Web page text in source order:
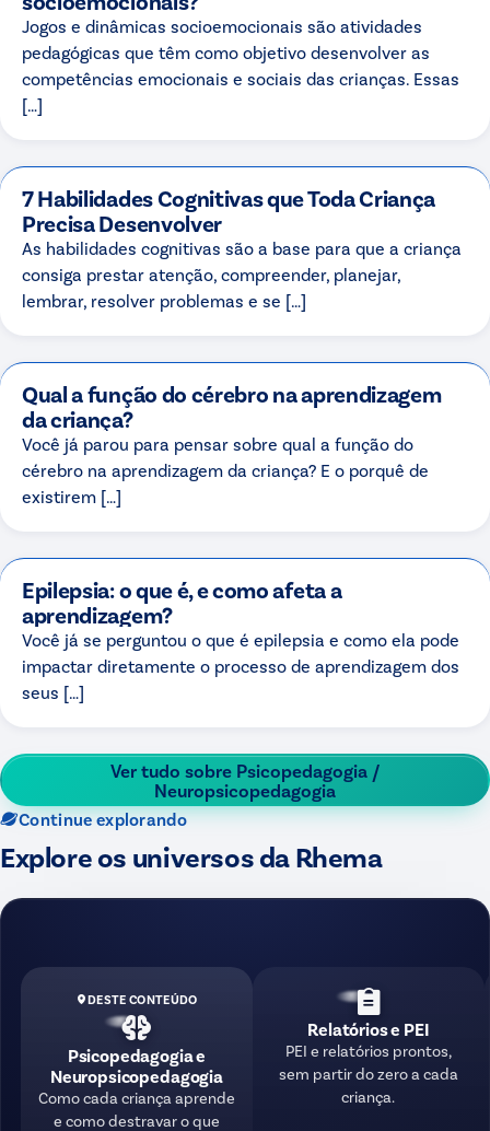
Jogos e dinâmicas socioemocionais são atividades
pedagógicas que têm como objetivo desenvolver as
competências emocionais e sociais das crianças. Essas
[…]
7 Habilidades Cognitivas que Toda Criança
Precisa Desenvolver
As habilidades cognitivas são a base para que a criança
consiga prestar atenção, compreender, planejar,
lembrar, resolver problemas e se […]
Qual a função do cérebro na aprendizagem
da criança?
Você já parou para pensar sobre qual a função do
cérebro na aprendizagem da criança? E o porquê de
existirem […]
Epilepsia: o que é, e como afeta a
aprendizagem?
Você já se perguntou o que é epilepsia e como ela pode
impactar diretamente o processo de aprendizagem dos
seus […]
Ver tudo sobre Psicopedagogia /
Neuropsicopedagogia
Continue explorando
Explore os universos da Rhema
DESTE CONTEÚDO
Psicopedagogia e
Neuropsicopedagogia
Como cada criança aprende
e como destravar o que
Relatórios e PEI
PEI e relatórios prontos,
sem partir do zero a cada
criança.